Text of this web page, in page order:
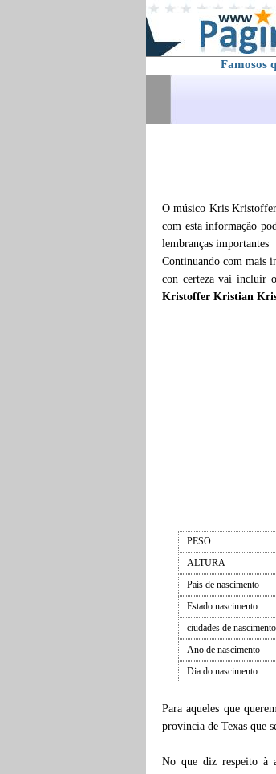
Famosos
O músico Kris
com esta informação
lembranças importantes
Continuando com mais
con certeza vai incluir
Kristoffer Kristian
PESO
ALTURA
País de nascimento
Estado nascimento
ciudades de nascimento
Ano de nascimento
Dia do nascimento
Para aqueles que
provincia de Texas que
No que diz respeito à